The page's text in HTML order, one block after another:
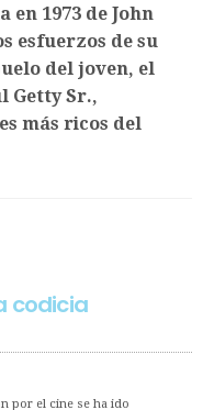
1973 de John
esfuerzos de su
del joven, el
Getty Sr.,
más ricos del
codicia
por el cine se ha ido